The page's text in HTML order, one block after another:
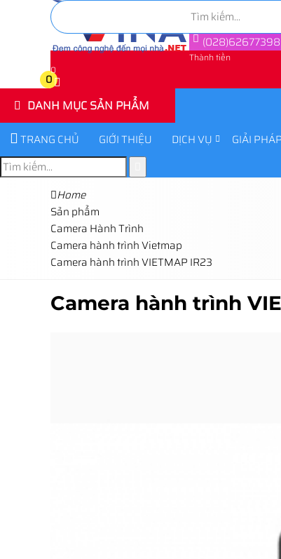
(028)62677398
Thành tiền
0
0
DANH MỤC SẢN PHẨM
TRANG CHỦ GIỚI THIỆU DỊCH VỤ GIẢI PHÁP
Home
Sản phẩm
Camera Hành Trình
Camera hành trình Vietmap
Camera hành trình VIETMAP IR23
Camera hành trình